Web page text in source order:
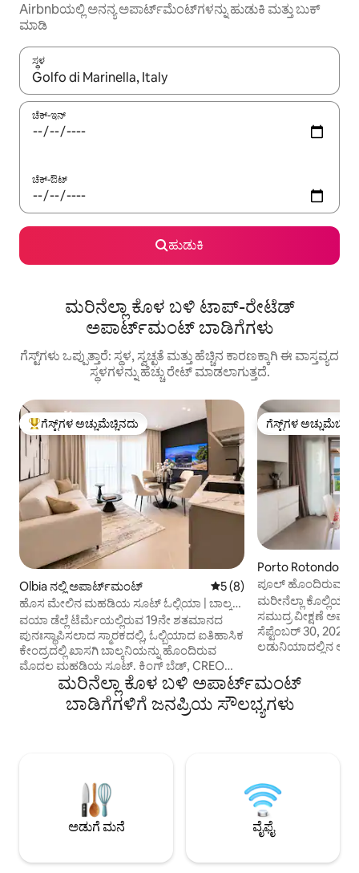
Airbnbಯಲ್ಲಿ ಅನನ್ಯ ಅಪಾರ್ಟ್‌ಮೆಂಟ್‌ಗಳನ್ನು ಹುಡುಕಿ ಮತ್ತು ಬುಕ್
ಮಾಡಿ
ಸ್ಥಳ
ಫಲಿತಾಂಶಗಳು ಲಭ್ಯವಿರುವಾಗ, ಅಪ್ ಮತ್ತು ಡೌನ್ ಬಾಣದ ಕೀಲಿಗಳೊಂದಿಗೆ
ಚೆಕ್-ಇನ್
ಚೆಕ್-ಔಟ್
ಹುಡುಕಿ
ಮರಿನೆಲ್ಲಾ ಕೊಳ ಬಳಿ ಟಾಪ್-ರೇಟೆಡ್
ಅಪಾರ್ಟ್‌ಮಂಟ್ ಬಾಡಿಗೆಗಳು
ಗೆಸ್ಟ್‌ಗಳು ಒಪ್ಪುತ್ತಾರೆ: ಸ್ಥಳ, ಸ್ವಚ್ಛತೆ ಮತ್ತು ಹೆಚ್ಚಿನ ಕಾರಣಕ್ಕಾಗಿ ಈ ವಾಸ್ತವ್ಯದ
ಸ್ಥಳಗಳನ್ನು ಹೆಚ್ಚು ರೇಟ್ ಮಾಡಲಾಗುತ್ತದೆ.
ಗೆಸ್ಟ್‌ಗಳಿಗೆ ಅತಿ ಹೆಚ್ಚು ಅಚ್ಚುಮೆಚ್ಚಿನದು
ಗೆಸ್ಟ್‌ಗಳ ಅಚ್ಚುಮೆಚ್ಚಿನದು
Olbia ನಲ್ಲಿ ಅಪಾರ್ಟ್‌ಮಂಟ್ 5 ರಲ್ಲಿ 5 ಸರಾಸರಿ ರೇಟಿಂಗ್, 8
5 (8)
ಹೊಸ ಮೇಲಿನ ಮಹಡಿಯ ಸೂಟ್ ಓಲ್ಬಿಯಾ | ಬಾಲ್ಕನಿ
+ ಗಾರ್ಡನ್ ವ್ಯೂ
ವಯಾ ಡೆಲ್ಲೆ ಟೆರ್ಮೆಯಲ್ಲಿರುವ 19ನೇ ಶತಮಾನದ
ಪುನಃಸ್ಥಾಪಿಸಲಾದ ಸ್ಮಾರಕದಲ್ಲಿ, ಓಲ್ಬಿಯಾದ ಐತಿಹಾಸಿಕ
ಕೇಂದ್ರದಲ್ಲಿ ಖಾಸಗಿ ಬಾಲ್ಕನಿಯನ್ನು ಹೊಂದಿರುವ
ಮೊದಲ ಮಹಡಿಯ ಸೂಟ್. ಕಿಂಗ್ ಬೆಡ್, CREO
ಡಿಸೈನರ್ ಅಡುಗೆಮನೆ, ಸ್ಮಾರ್ಟ್ ಟಿವಿ, ಎಸಿ + ಫ್ಲೋರ್
ಹೀಟಿಂಗ್ ಮತ್ತು ವೇಗದ ವೈ-ಫೈ. ಬೆಳಗಿನ ಕಾಫಿ ಅಥವಾ
ಸಂಜೆಯ ವರ್ಮೆಂಟಿನೊ ಸವಿಯಲು, ಹಳೆಯ
ನಿರ್ವಹಿಸುತ್ತಾರೆ: ನಿಜವಾದ ವ್ಯಕ್ತಿಗಳು, ವೇಗದ
ಪ್ರತಿಕ್ರಿಯೆಗಳು ಮತ್ತು ನಮ್ಮ ಸಾರ್ಡಿನಿಯಾ
ಪೋರ್ಟ್‌ಫೋಲಿಯೊದಲ್ಲಿ 1.550+ ಪಂಚತಾರಾ
ವಿಮರ್ಶೆಗಳು. ಮಗುವಿನ ಸಂಪೂರ್ಣ ಸಲಕರಣೆಗಳು
ಗೆಸ್ಟ್‌ಗಳ
ಗೆಸ್ಟ್‌ಗಳ
Porto Rotondo
ಪಾರ್ಟ್‌ಮಂಟ್
ಪೂಲ್ ಹೊಂದಿರುವ
ಸೀ ವ್ಯೂ
ಮರೀನೆಲ್ಲಾ
ಸಮುದ್ರ ವೀಕ್ಷಣೆ
ಸೆಪ್ಟೆಂಬರ್ 30, 2021
ಲಡುನಿಯಾದಲ್ಲಿನ
ಸಮುದ್ರಕ್ಕೆ
ಬೇಸಿಗೆಯ ಋತುವಿನಲ್ಲಿ
ಸೇವಾ ಕೇಂದ್ರವು
2020 ರಲ್ಲಿ 70
ರೊಟೊಂಡೊದಿಂದ 3
10 ಕಿ .ಮೀ.
ಮರಿನೆಲ್ಲಾ ಕೊಳ ಬಳಿ ಅಪಾರ್ಟ್‌ಮಂಟ್
ಬಾಡಿಗೆಗಳಿಗೆ ಜನಪ್ರಿಯ ಸೌಲಭ್ಯಗಳು
ಅಡುಗೆ ಮನೆ ವೈಫೈ